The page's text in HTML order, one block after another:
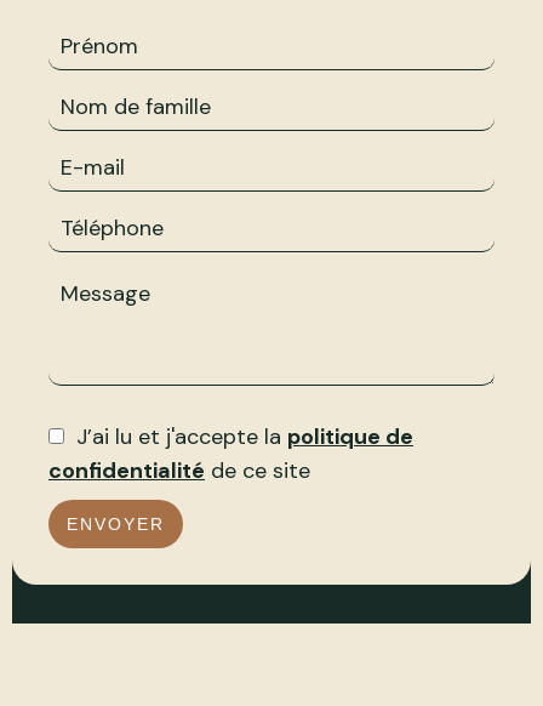
J’ai lu et j'accepte la politique de
confidentialité de ce site
ENVOYER